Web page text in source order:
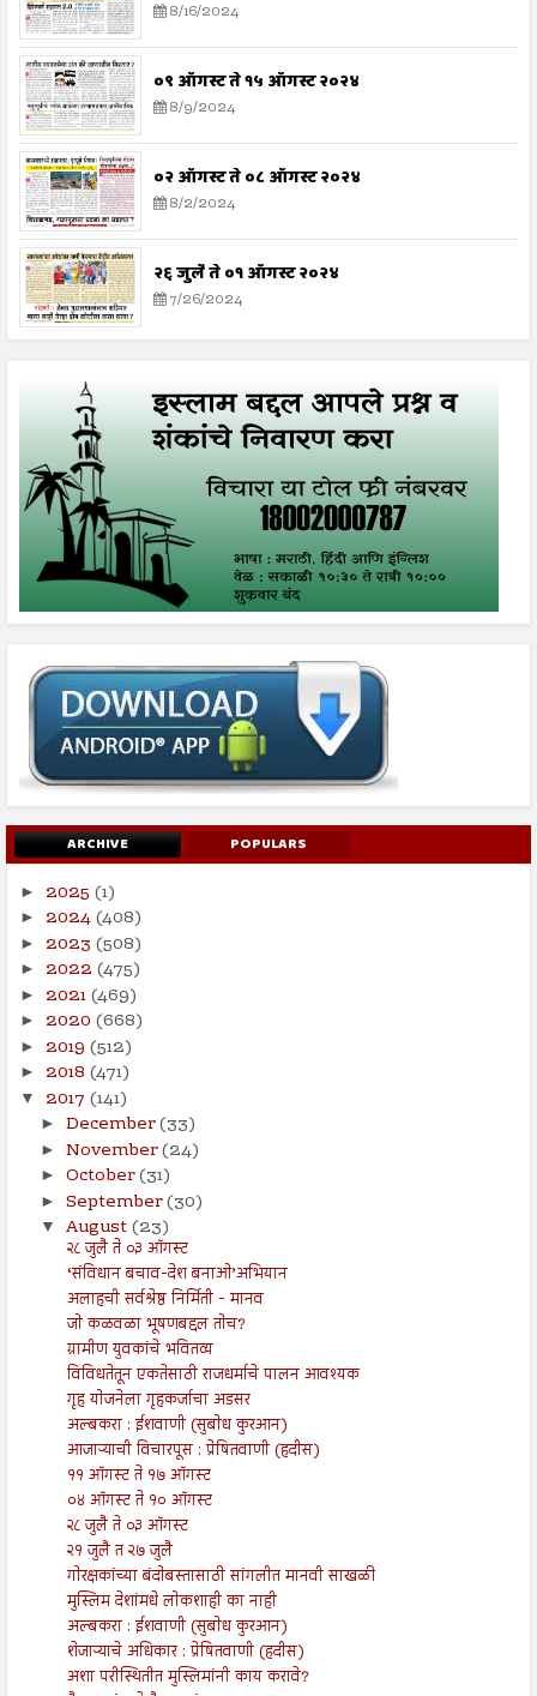
8/16/2024
०९ ऑगस्ट ते १५ ऑगस्ट २०२४
8/9/2024
०२ ऑगस्ट ते ०८ ऑगस्ट २०२४
8/2/2024
२६ जुलै ते ०१ ऑगस्ट २०२४
7/26/2024
ARCHIVE POPULARS
► 2025 (1)
► 2024(408)
► 2023 (508)
► 2022 (475)
► 2021(469)
► 2020 (668)
► 2019 (512)
► 2018 (471)
▼ 2017 (141)
► December(33)
► November(24)
► October(31)
► September(30)
▼ August(23)
२८ जुलै ते ०३ ऑगस्ट
‘संविधान बचाव-देश बनाओ’अभियान
अलाहची सर्वश्रेष्ठ निर्मिती - मानव
जो कळवळा भूषणबद्दल तोच?
ग्रामीण युवकांचे भवितव्य
विविधतेतून एकतेसाठी राजधर्माचे पालन आवश्यक
गृह योजनेला गृहकर्जाचा अडसर
अल्बकरा : ईशवाणी (सुबोध कुरआन)
आजाऱ्याची विचारपूस : प्रेषितवाणी (हदीस)
११ ऑगस्ट ते १७ ऑगस्ट
०४ ऑगस्ट ते १० ऑगस्ट
२८ जुलै ते ०३ ऑगस्ट
२१ जुलै त २७ जुलै
गोरक्षकांच्या बंदोबस्तासाठी सांगलीत मानवी साखळी
मुस्लिम देशांमधे लोकशाही का नाही
अल्बकरा : ईशवाणी (सुबोध कुरआन)
शेजाऱ्याचे अधिकार : प्रेषितवाणी (हदीस)
अशा परीस्थितीत मुस्लिमांनी काय करावे?